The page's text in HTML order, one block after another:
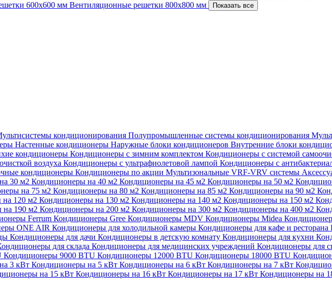
600х600 мм Вентиляционные решетки 800х800 мм Показать все
кондиционирования Полупромышленные системы кондиционирования
Настенные кондиционеры Наружные блоки кондиционеров Внутренние блоки
кондиционеры Кондиционеры с зимним комплектом Кондиционеры с системой
воздуха Кондиционеры с ультрафиолетовой лампой Кондиционеры с
кондиционеры Кондиционеры по акции Мультизональные VRF-VRV системы
30 м2 Кондиционеры на 40 м2 Кондиционеры на 45 м2 Кондиционеры на 50 м2
на 75 м2 Кондиционеры на 80 м2 Кондиционеры на 85 м2 Кондиционеры на 90 м2
120 м2 Кондиционеры на 130 м2 Кондиционеры на 140 м2 Кондиционеры на 150 м2
на 190 м2 Кондиционеры на 200 м2 Кондиционеры на 300 м2 Кондиционеры на 400 м2
Ferrum Кондиционеры Gree Кондиционеры MDV Кондиционеры Midea
ONE AIR Кондиционеры для холодильной камеры Кондиционеры для кафе и ресторана
Кондиционеры для дачи Кондиционеры в детскую комнату Кондиционеры для кухни
для склада Кондиционеры для медицинских учреждений Кондиционеры для
Кондиционеры 9000 BTU Кондиционеры 12000 BTU Кондиционеры 18000 BTU
3 кВт Кондиционеры на 5 кВт Кондиционеры на 6 кВт Кондиционеры на 7 кВт
на 15 кВт Кондиционеры на 16 кВт Кондиционеры на 17 кВт Кондиционеры на